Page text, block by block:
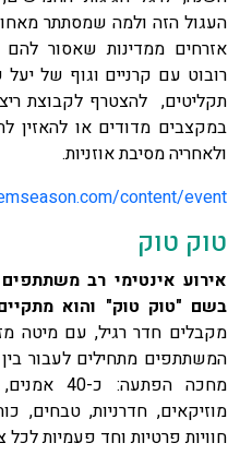
העגול הזה ולמה שמסתתר
אזרחים ממדינות שאסור להם
רובוט עם קרניים וגוף של
תקליטים, להצטרף לקבוצת
במקצבים מדודים או להאזין
ולאחריה מסיבת אוזניות.
content/event/
טוק טוק
אירוע אינטימי רב
בשם "טוק טוק" והוא מתקיים בין 13-10
מקבלים חדר רגיל, עם מיטה
המשתתפים מתחילים לעבור
מחכה
מוזיקאים, חדרניות, טבחים,
חוויות פרטיות וחד פעמיות